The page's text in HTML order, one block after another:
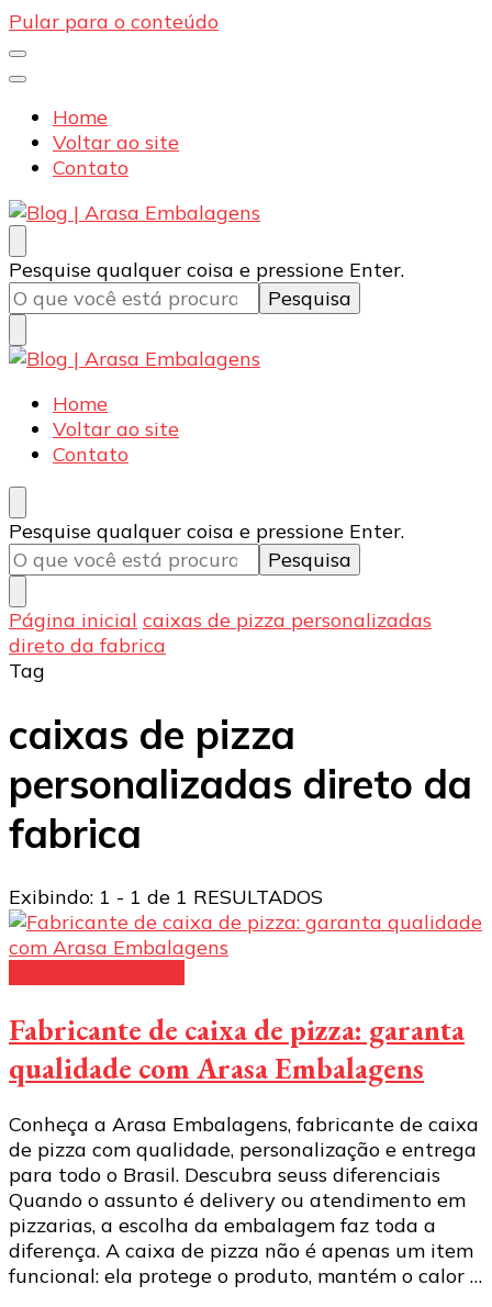
Pular para o conteúdo
Home
Voltar ao site
Contato
Blog | Arasa Embalagens
Confira conteúdos sobre embalagens para pizzas,
doces e salgados. Tudo para seu comércio com a
qualidade Arasa. Leia nossos conteúdos!
Procurando
algo?
Pesquise qualquer coisa e pressione Enter.
Blog | Arasa Embalagens
Confira conteúdos sobre embalagens para pizzas,
doces e salgados. Tudo para seu comércio com a
qualidade Arasa. Leia nossos conteúdos!
Home
Voltar ao site
Contato
Procurando
algo?
Pesquise qualquer coisa e pressione Enter.
Página inicial caixas de pizza personalizadas
direto da fabrica
Tag
caixas de pizza
personalizadas direto da
fabrica
Exibindo: 1 - 1 de 1 RESULTADOS
Fabricante de caixa de pizza: garanta
qualidade com Arasa Embalagens
Conheça a Arasa Embalagens, fabricante de caixa
de pizza com qualidade, personalização e entrega
para todo o Brasil. Descubra seuss diferenciais
Quando o assunto é delivery ou atendimento em
pizzarias, a escolha da embalagem faz toda a
diferença. A caixa de pizza não é apenas um item
funcional: ela protege o produto, mantém o calor …